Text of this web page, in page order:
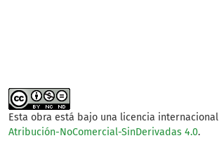
Esta obra está bajo una licencia internacional
Atribución-NoComercial-SinDerivadas 4.0.